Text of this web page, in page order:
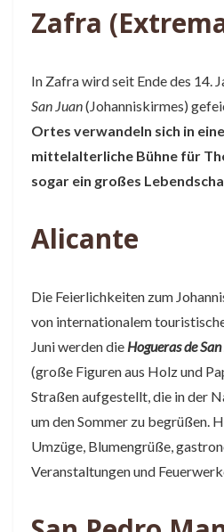
Zafra
In Zafra wird seit Ende des 14.
San Juan(Johanniskirmes)
Ortes verwandeln sich in
mittelalterliche Bühne für
sogar ein großes
Alicante
Die Feierlichkeiten zum
von internationalem
Juni werden die Hogueras de
(große Figuren aus Holz und
Straßen aufgestellt, die in der
um den Sommer zu begrüßen.
Umzüge, Blumengrüße,
Veranstaltungen und